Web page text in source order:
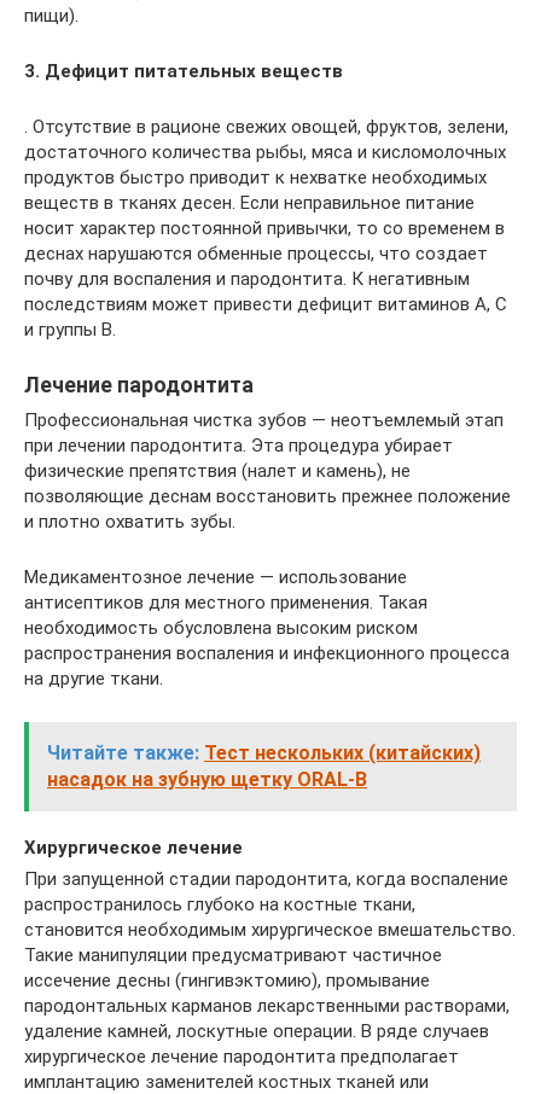
пищи).
3. Дефицит питательных веществ
. Отсутствие в рационе свежих овощей, фруктов, зелени,
достаточного количества рыбы, мяса и кисломолочных
продуктов быстро приводит к нехватке необходимых
веществ в тканях десен. Если неправильное питание
носит характер постоянной привычки, то со временем в
деснах нарушаются обменные процессы, что создает
почву для воспаления и пародонтита. К негативным
последствиям может привести дефицит витаминов А, С
и группы В.
Лечение пародонтита
Профессиональная чистка зубов — неотъемлемый этап
при лечении пародонтита. Эта процедура убирает
физические препятствия (налет и камень), не
позволяющие деснам восстановить прежнее положение
и плотно охватить зубы.
Медикаментозное лечение — использование
антисептиков для местного применения. Такая
необходимость обусловлена высоким риском
распространения воспаления и инфекционного процесса
на другие ткани.
Читайте также: Тест нескольких (китайских)
насадок на зубную щетку ORAL-B
Хирургическое лечение
При запущенной стадии пародонтита, когда воспаление
распространилось глубоко на костные ткани,
становится необходимым хирургическое вмешательство.
Такие манипуляции предусматривают частичное
иссечение десны (гингивэктомию), промывание
пародонтальных карманов лекарственными растворами,
удаление камней, лоскутные операции. В ряде случаев
хирургическое лечение пародонтита предполагает
имплантацию заменителей костных тканей или